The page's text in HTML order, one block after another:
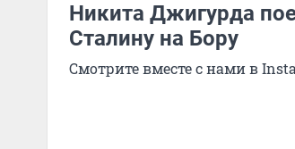
Никита Джигурда
Сталину на Бору
Смотрите вместе с нами в